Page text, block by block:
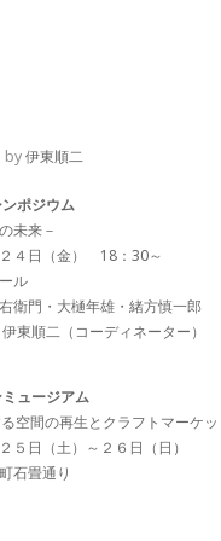
by伊東順二
ポジウム
未来－
４日（金） 18：30～
ル
衛門・大樋年雄・緒方慎一郎
伊東順二（コーディネー
ュージアム
空間の再生とクラフトマーケッ
５日（土）～２６日（日）
石畳通り